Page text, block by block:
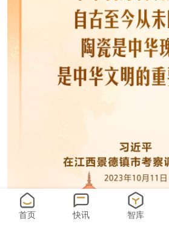
首页 快讯 智库